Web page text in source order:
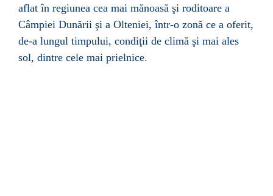
aflat în regiunea cea mai mănoasă şi roditoare a
Câmpiei Dunării şi a Olteniei, într-o zonă ce a oferit,
de-a lungul timpului, condiţii de climă şi mai ales
sol, dintre cele mai prielnice.